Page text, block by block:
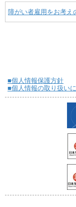
障がい者雇用をお考
■個人情報保護方針
■個人情報の取り扱い